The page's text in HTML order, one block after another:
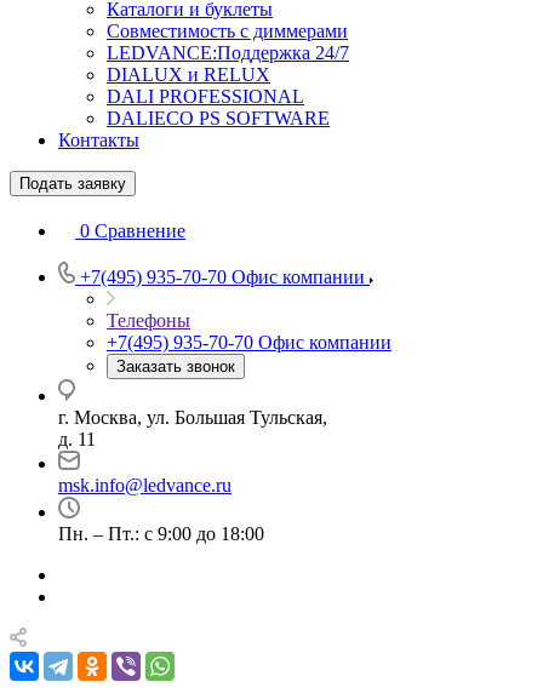
Каталоги и буклеты
Совместимость с диммерами
LEDVANCE:Поддержка 24/7
DIALUX и RELUX
DALI PROFESSIONAL
DALIECO PS SOFTWARE
Контакты
Подать заявку
0 Сравнение
+7(495) 935-70-70 Офис компании
Телефоны
+7(495) 935-70-70 Офис компании
Заказать звонок
г. Москва, ул. Большая Тульская,
д. 11
msk.info@ledvance.ru
Пн. – Пт.: с 9:00 до 18:00